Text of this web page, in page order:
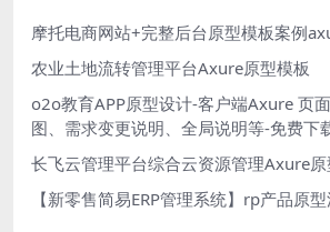
摩托电商网站+完整后台原型模板案例
农业土地流转管理平台Axure原型模板
o2o教育APP原型设计-客户端Axure 页
图、需求变更说明、全局说明等-免费下
长飞云管理平台综合云资源管理Axure原
【新零售简易ERP管理系统】rp产品原